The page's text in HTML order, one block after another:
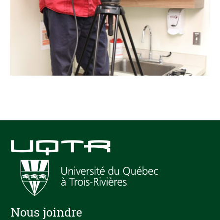
Nous joindre